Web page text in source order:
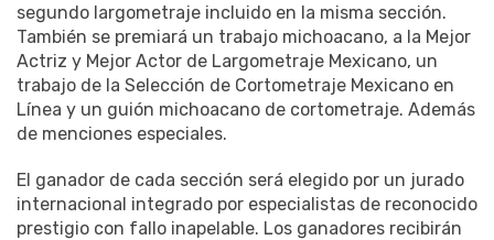
segundo largometraje incluido en la misma sección.
También se premiará un trabajo michoacano, a la Mejor
Actriz y Mejor Actor de Largometraje Mexicano, un
trabajo de la Selección de Cortometraje Mexicano en
Línea y un guión michoacano de cortometraje. Además
de menciones especiales.
El ganador de cada sección será elegido por un jurado
internacional integrado por especialistas de reconocido
prestigio con fallo inapelable. Los ganadores recibirán